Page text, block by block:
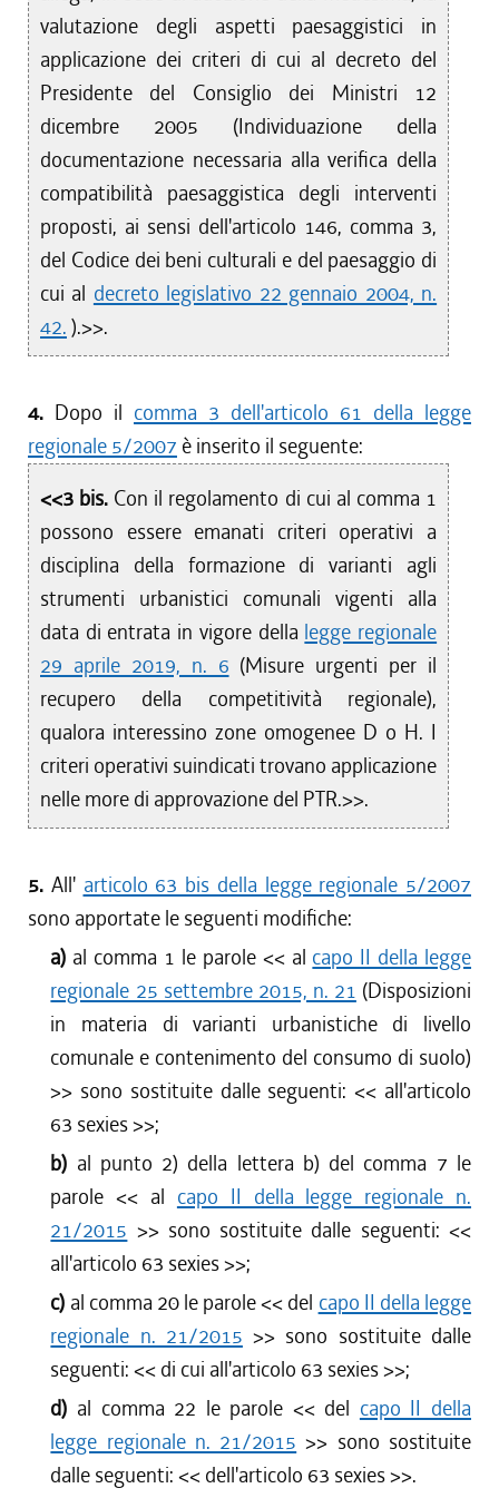
valutazione degli aspetti paesaggistici in
applicazione dei criteri di cui al decreto del
Presidente del Consiglio dei Ministri 12
dicembre 2005 (Individuazione della
documentazione necessaria alla verifica della
compatibilità paesaggistica degli interventi
proposti, ai sensi dell'articolo 146, comma 3,
del Codice dei beni culturali e del paesaggio di
cui al decreto legislativo 22 gennaio 2004, n.
42. ).>>.
4. Dopo il comma 3 dell'articolo 61 della legge
regionale 5/2007 è inserito il seguente:
<<3 bis. Con il regolamento di cui al comma 1
possono essere emanati criteri operativi a
disciplina della formazione di varianti agli
strumenti urbanistici comunali vigenti alla
data di entrata in vigore della legge regionale
29 aprile 2019, n. 6 (Misure urgenti per il
recupero della competitività regionale),
qualora interessino zone omogenee D o H. I
criteri operativi suindicati trovano applicazione
nelle more di approvazione del PTR.>>.
5. All' articolo 63 bis della legge regionale 5/2007
sono apportate le seguenti modifiche:
a) al comma 1 le parole << al capo II della legge
regionale 25 settembre 2015, n. 21 (Disposizioni
in materia di varianti urbanistiche di livello
comunale e contenimento del consumo di suolo)
>> sono sostituite dalle seguenti: << all'articolo
63 sexies>>;
b) al punto 2) della lettera b) del comma 7 le
parole << al capo II della legge regionale n.
21/2015 >> sono sostituite dalle seguenti: <<
all'articolo 63 sexies>>;
c) al comma 20 le parole << del capo II della legge
regionale n. 21/2015 >> sono sostituite dalle
seguenti: << di cui all'articolo 63 sexies>>;
d) al comma 22 le parole << del capo II della
legge regionale n. 21/2015 >> sono sostituite
dalle seguenti: << dell'articolo 63 sexies>>.